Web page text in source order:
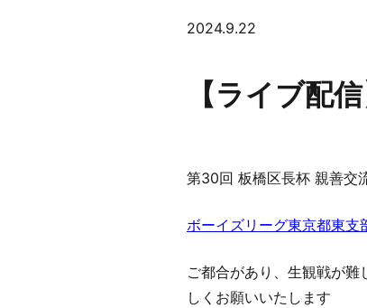
2024.9.22
【ライブ配
第30回 板橋区長杯 親善交
ボーイズリーグ東京都東支
ご都合があり、生観戦が
しくお願いいたします